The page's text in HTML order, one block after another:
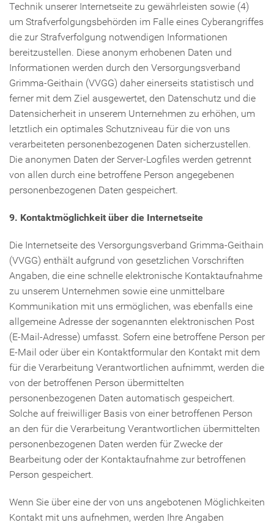
Technik unserer Internetseite zu gewährleisten sowie (4)
um Strafverfolgungsbehörden im Falle eines Cyberangriffes
die zur Strafverfolgung notwendigen Informationen
bereitzustellen. Diese anonym erhobenen Daten und
Informationen werden durch den Versorgungsverband
Grimma-Geithain (VVGG) daher einerseits statistisch und
ferner mit dem Ziel ausgewertet, den Datenschutz und die
Datensicherheit in unserem Unternehmen zu erhöhen, um
letztlich ein optimales Schutzniveau für die von uns
verarbeiteten personenbezogenen Daten sicherzustellen.
Die anonymen Daten der Server-Logfiles werden getrennt
von allen durch eine betroffene Person angegebenen
personenbezogenen Daten gespeichert.
9. Kontaktmöglichkeit über die Internetseite
Die Internetseite des Versorgungsverband Grimma-Geithain
(VVGG) enthält aufgrund von gesetzlichen Vorschriften
Angaben, die eine schnelle elektronische Kontaktaufnahme
zu unserem Unternehmen sowie eine unmittelbare
Kommunikation mit uns ermöglichen, was ebenfalls eine
allgemeine Adresse der sogenannten elektronischen Post
(E-Mail-Adresse) umfasst. Sofern eine betroffene Person per
E-Mail oder über ein Kontaktformular den Kontakt mit dem
für die Verarbeitung Verantwortlichen aufnimmt, werden die
von der betroffenen Person übermittelten
personenbezogenen Daten automatisch gespeichert.
Solche auf freiwilliger Basis von einer betroffenen Person
an den für die Verarbeitung Verantwortlichen übermittelten
personenbezogenen Daten werden für Zwecke der
Bearbeitung oder der Kontaktaufnahme zur betroffenen
Person gespeichert.
Wenn Sie über eine der von uns angebotenen Möglichkeiten
Kontakt mit uns aufnehmen, werden Ihre Angaben